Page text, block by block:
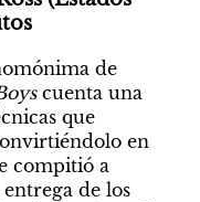
de
cuenta una
que
en
compitió a
de los